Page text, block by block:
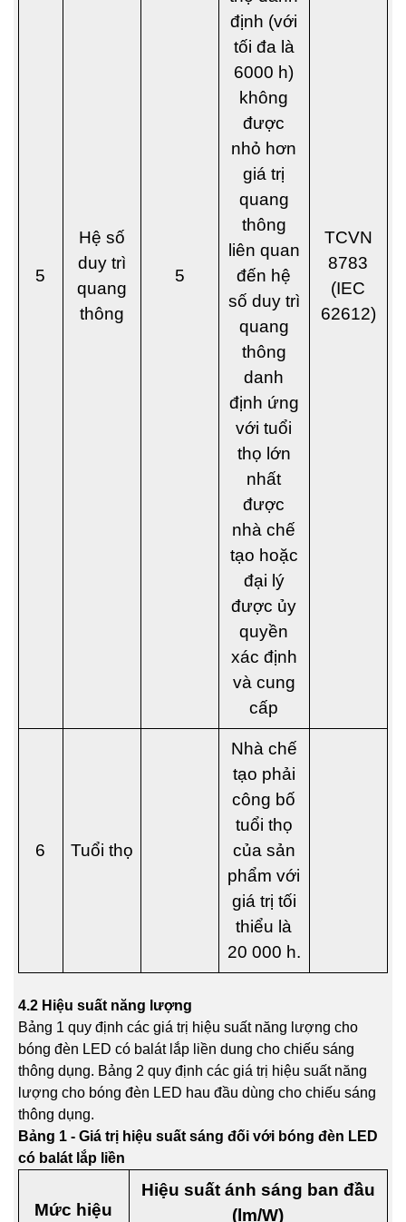
5
Hệ số
duy trì
quang
thông
5
định (với
tối đa là
6000 h)
không
được
nhỏ hơn
giá trị
quang
thông
liên quan
đến hệ
số duy trì
quang
thông
danh
định ứng
với tuổi
thọ lớn
nhất
được
nhà chế
tạo hoặc
đại lý
được ủy
quyền
xác định
và cung
cấp
TCVN
8783
(IEC
62612)
6 Tuổi thọ
Nhà chế
tạo phải
công bố
tuổi thọ
của sản
phẩm với
giá trị tối
thiểu là
20 000 h.
4.2 Hiệu suất năng lượng
Bảng 1 quy định các giá trị hiệu suất năng lượng cho
bóng đèn LED có balát lắp liền dung cho chiếu sáng
thông dụng. Bảng 2 quy định các giá trị hiệu suất năng
lượng cho bóng đèn LED hau đầu dùng cho chiếu sáng
thông dụng.
Bảng 1 - Giá trị hiệu suất sáng đối với bóng đèn LED
có balát lắp liền
Mức hiệu
Hiệu suất ánh sáng ban đầu
(lm/W)